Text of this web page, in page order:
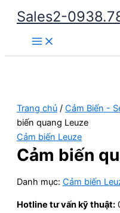
Nhảy
dung
Sales2-
Main
Menu
Trang chủ / Cảm Biến -
biến quang Leuze
Cảm biến Leuze
Cảm biến
Danh mục: Cảm biến
Hotline tư vấn kỹ thuật: